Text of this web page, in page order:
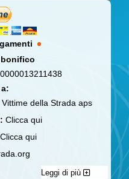
bonifico
della Strada aps
Clicca qui
Clicca qui
Leggi di più